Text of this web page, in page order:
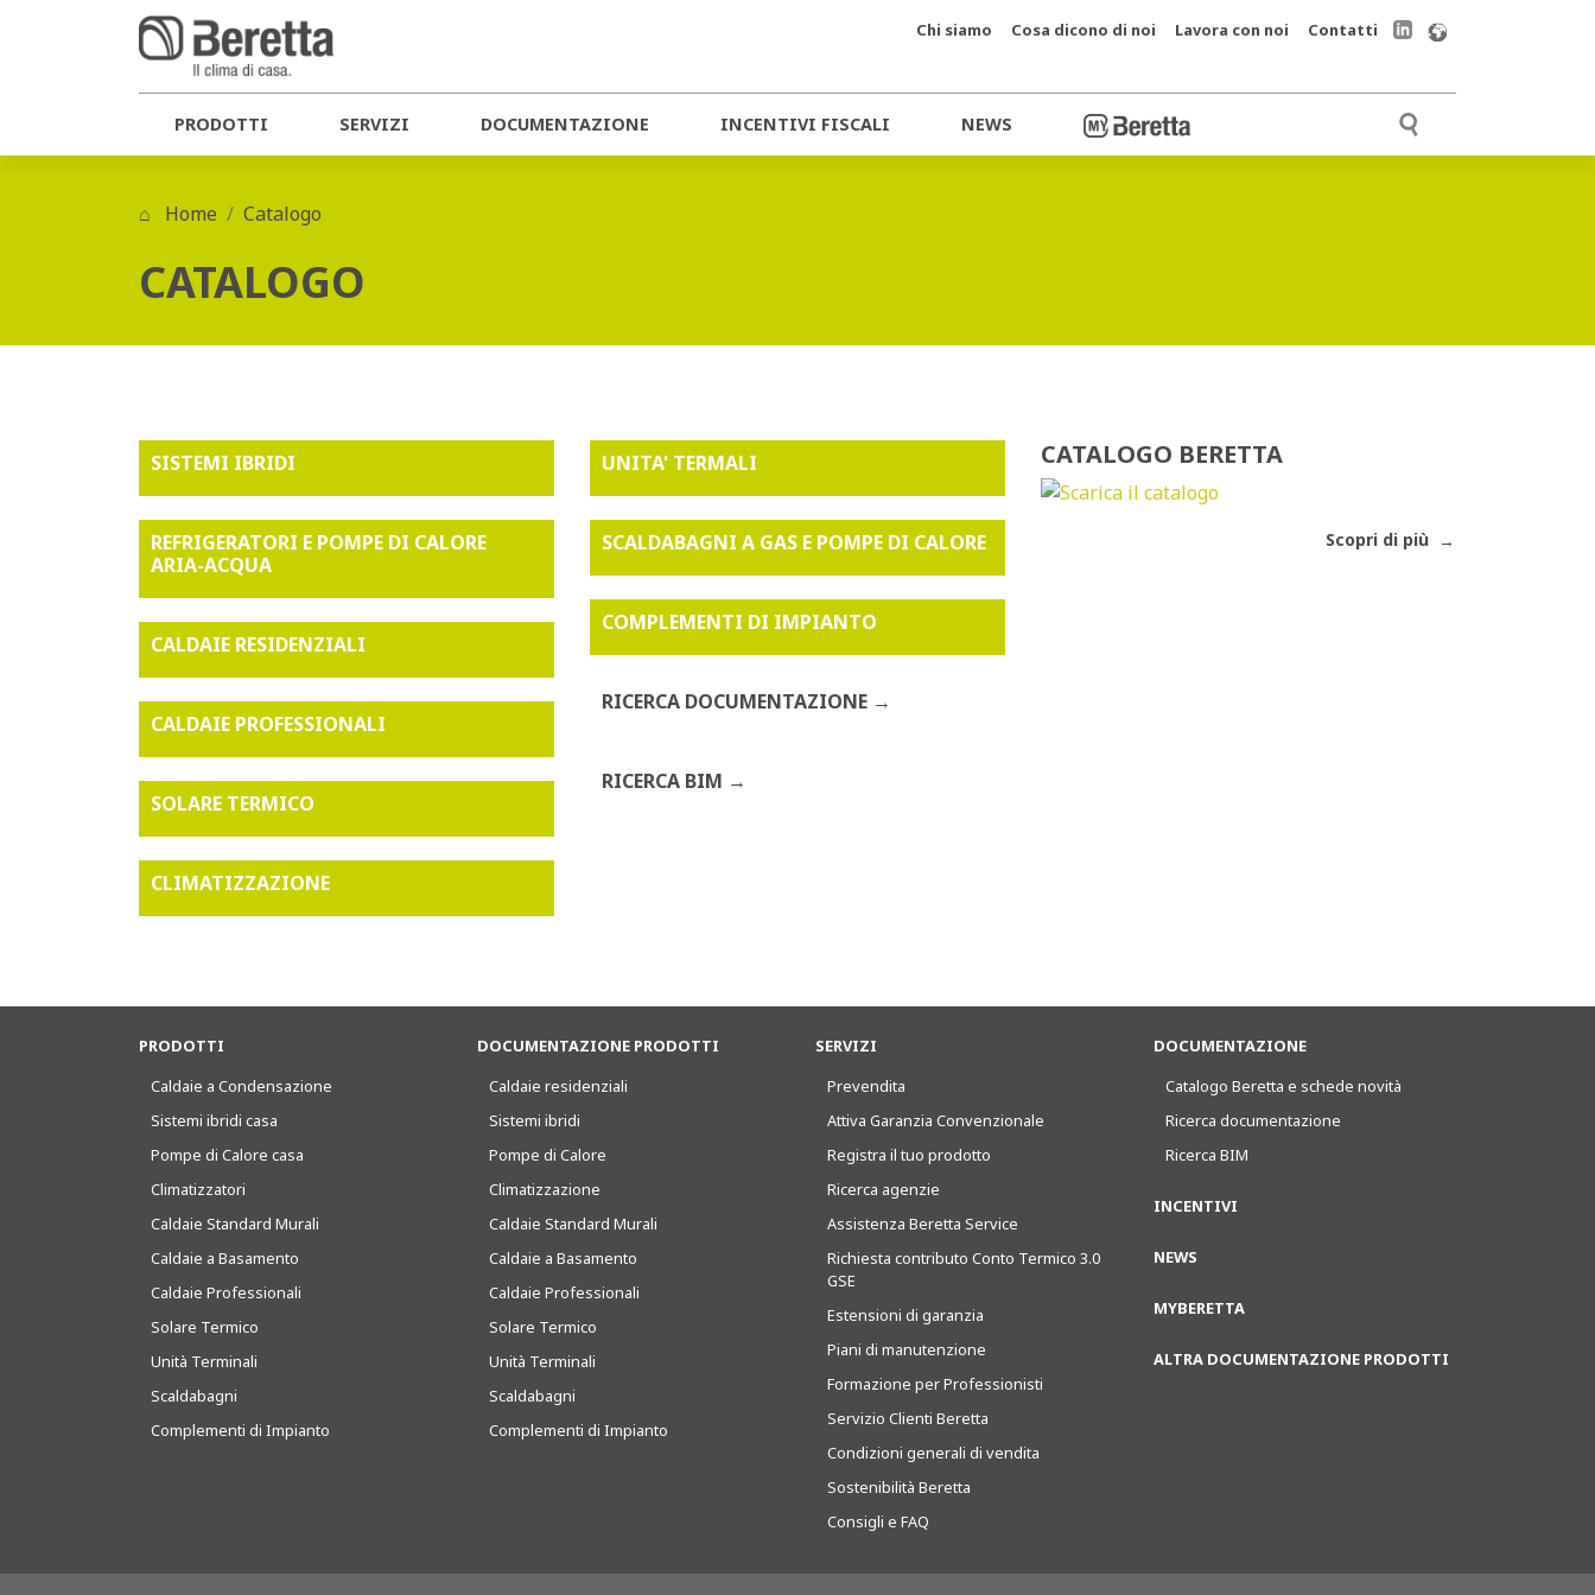
PRODOTTI SERVIZI DOCUMENTAZIONE INCENTIVI FISCALI NEWS
Chi siamo Cosa dicono di noi Lavora con noi Contatti
Home Catalogo
CATALOGO
SISTEMI IBRIDI
REFRIGERATORI E POMPE DI CALORE
ARIA-ACQUA
CALDAIE RESIDENZIALI
CALDAIE PROFESSIONALI
SOLARE TERMICO
CLIMATIZZAZIONE
UNITA' TERMALI
SCALDABAGNI A GAS E POMPE DI CALORE
COMPLEMENTI DI IMPIANTO
RICERCA DOCUMENTAZIONE
RICERCA BIM
CATALOGO BERETTA
Scopri di più
PRODOTTI
Caldaie a Condensazione
Sistemi ibridi casa
Pompe di Calore casa
Climatizzatori
Caldaie Standard Murali
Caldaie a Basamento
Caldaie Professionali
Solare Termico
Unità Terminali
Scaldabagni
Complementi di Impianto
DOCUMENTAZIONE PRODOTTI
Caldaie residenziali
Sistemi ibridi
Pompe di Calore
Climatizzazione
Caldaie Standard Murali
Caldaie a Basamento
Caldaie Professionali
Solare Termico
Unità Terminali
Scaldabagni
Complementi di Impianto
SERVIZI
Prevendita
Attiva Garanzia Convenzionale
Registra il tuo prodotto
Ricerca agenzie
Assistenza Beretta Service
Richiesta contributo Conto Termico 3.0
GSE
Estensioni di garanzia
Piani di manutenzione
Formazione per Professionisti
Servizio Clienti Beretta
Condizioni generali di vendita
Sostenibilità Beretta
Consigli e FAQ
DOCUMENTAZIONE
Catalogo Beretta e schede novità
Ricerca documentazione
Ricerca BIM
INCENTIVI
NEWS
MYBERETTA
ALTRA DOCUMENTAZIONE PRODOTTI